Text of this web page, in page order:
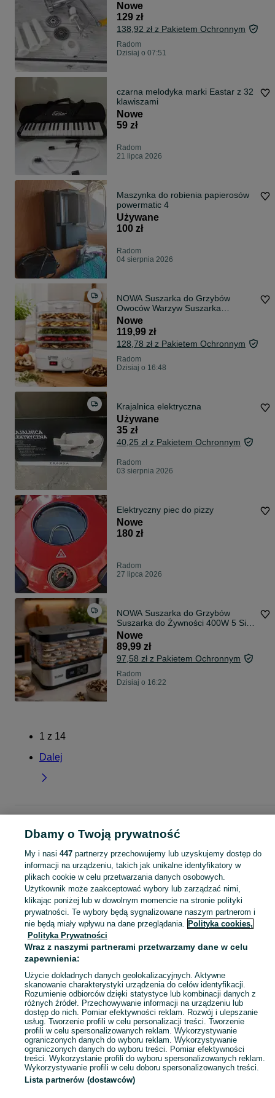
Nowe
129 zł
138,92 zł z Pakietem Ochronnym
Radom
Dzisiaj o 07:51
czarna melodyka marki Eastar z 32
klawiszami
Nowe
59 zł
Radom
21 lipca 2026
Maszynka do robienia papierosów
powermatic 4
Używane
100 zł
Radom
04 sierpnia 2026
NOWA Suszarka do Grzybów
Owoców Warzyw Suszarka
Spożywcza Zestaw 5 SIT 600W
Suszarka XXL Regulacja
Temperatury 35–70°C Suszarka
Wieżowa Dehydrator FV
Nowe
119,99 zł
128,78 zł z Pakietem Ochronnym
Radom
Dzisiaj o 16:48
Krajalnica elektryczna
Używane
35 zł
40,25 zł z Pakietem Ochronnym
Radom
03 sierpnia 2026
Elektryczny piec do pizzy
Nowe
180 zł
Radom
27 lipca 2026
NOWA Suszarka do Grzybów
Suszarka do Żywności 400W 5 Sit
9L Timer 1–24h Regulacja 35–
70°C Suszarka do Owoców Warzyw
Ziół Zestaw z Sitami Termoobieg
FV
Nowe
89,99 zł
97,58 zł z Pakietem Ochronnym
Radom
Dzisiaj o 16:22
1 z 14
Dalej
Mazowieckie
Pozostałe - Radom
KATEGORIA
Zobacz
Mapa kategorii
Mapa miejscowości
Mapa ministron
Popularne wyszukiwania
Dbamy o Twoją prywatność
My i nasi 447partnerzy przechowujemy lub uzyskujemy dostęp do
informacji na urządzeniu, takich jak unikalne identyfikatory w
plikach cookie w celu przetwarzania danych osobowych.
Użytkownik może zaakceptować wybory lub zarządzać nimi,
klikając poniżej lub w dowolnym momencie na stronie polityki
prywatności. Te wybory będą sygnalizowane naszym partnerom i
nie będą miały wpływu na dane przeglądania. Polityka cookies,
Polityka Prywatności
Wraz z naszymi partnerami przetwarzamy dane w celu
zapewnienia:
Użycie dokładnych danych geolokalizacyjnych. Aktywne
skanowanie charakterystyki urządzenia do celów identyfikacji.
Rozumienie odbiorców dzięki statystyce lub kombinacji danych z
różnych źródeł. Przechowywanie informacji na urządzeniu lub
dostęp do nich. Pomiar efektywności reklam. Rozwój i ulepszanie
usług. Tworzenie profili w celu personalizacji treści. Tworzenie
profili w celu spersonalizowanych reklam. Wykorzystywanie
ograniczonych danych do wyboru reklam. Wykorzystywanie
ograniczonych danych do wyboru treści. Pomiar efektywności
treści. Wykorzystanie profili do wyboru spersonalizowanych reklam.
Wykorzystywanie profili w celu doboru spersonalizowanych treści.
Lista partnerów (dostawców)